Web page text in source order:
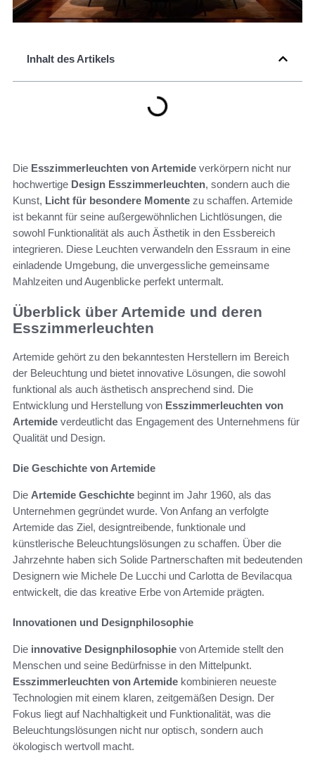
Inhalt des Artikels
Die Esszimmerleuchten von Artemide verkörpern nicht nur
hochwertige Design Esszimmerleuchten, sondern auch die
Kunst, Licht für besondere Momente zu schaffen. Artemide
ist bekannt für seine außergewöhnlichen Lichtlösungen, die
sowohl Funktionalität als auch Ästhetik in den Essbereich
integrieren. Diese Leuchten verwandeln den Essraum in eine
einladende Umgebung, die unvergessliche gemeinsame
Mahlzeiten und Augenblicke perfekt untermalt.
Überblick über Artemide und deren
Esszimmerleuchten
Artemide gehört zu den bekanntesten Herstellern im Bereich
der Beleuchtung und bietet innovative Lösungen, die sowohl
funktional als auch ästhetisch ansprechend sind. Die
Entwicklung und Herstellung von Esszimmerleuchten von
Artemide verdeutlicht das Engagement des Unternehmens für
Qualität und Design.
Die Geschichte von Artemide
Die Artemide Geschichte beginnt im Jahr 1960, als das
Unternehmen gegründet wurde. Von Anfang an verfolgte
Artemide das Ziel, designtreibende, funktionale und
künstlerische Beleuchtungslösungen zu schaffen. Über die
Jahrzehnte haben sich Solide Partnerschaften mit bedeutenden
Designern wie Michele De Lucchi und Carlotta de Bevilacqua
entwickelt, die das kreative Erbe von Artemide prägten.
Innovationen und Designphilosophie
Die innovative Designphilosophie von Artemide stellt den
Menschen und seine Bedürfnisse in den Mittelpunkt.
Esszimmerleuchten von Artemide kombinieren neueste
Technologien mit einem klaren, zeitgemäßen Design. Der
Fokus liegt auf Nachhaltigkeit und Funktionalität, was die
Beleuchtungslösungen nicht nur optisch, sondern auch
ökologisch wertvoll macht.